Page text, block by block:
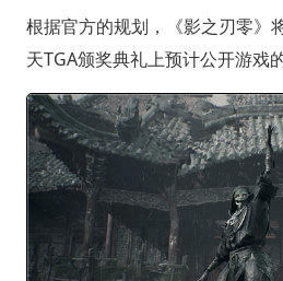
根据官方的规划，《影之刃零》
天TGA颁奖典礼上预计公开游戏